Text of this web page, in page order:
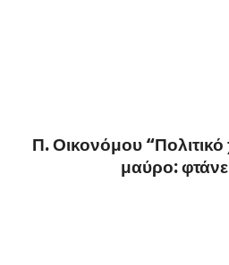
Π. Οικονόμου
μαύρο: